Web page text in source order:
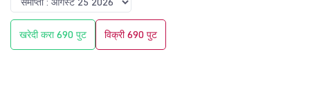
खरेदी करा 690 पुट विक्री 690 पुट